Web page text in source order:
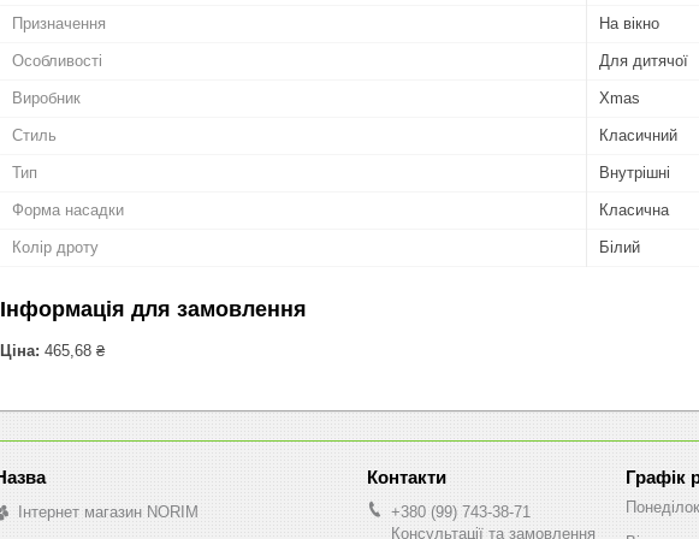
Призначення На вікно
Особливості Для дитячої
Виробник Xmas
Стиль Класичний
Тип Внутрішні
Форма насадки Класична
Колір дроту Білий
Інформація для замовлення
Ціна: 465,68 ₴
Інтернет магазин NORIM
+380 (99) 743-38-71
Консультації та замовлення
Графік
Понеділок